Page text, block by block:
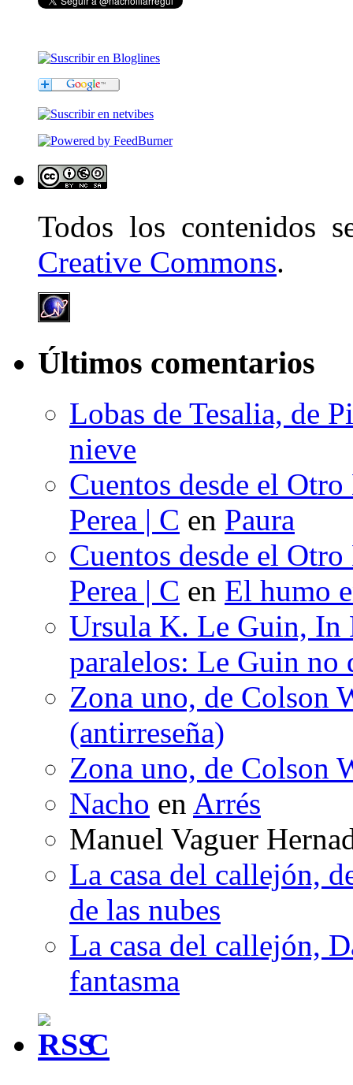
Todos los contenidos
Creative Commons.
Últimos comentarios
Lobas de Tesalia, de
nieve
Cuentos desde el
Perea | C en Paura
Cuentos desde el
Perea | C en El humo
Ursula K. Le Guin, In
paralelos: Le Guin no
Zona uno, de Colson
(antirreseña)
Zona uno, de Colson
Nacho en Arrés
Manuel Vaguer
La casa del callejón,
de las nubes
La casa del callejón,
fantasma
C